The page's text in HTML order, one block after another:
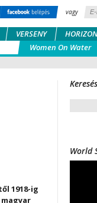
vagy
VERSENY
Women On Water
1918-ig
Keresés
World